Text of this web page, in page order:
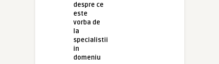
despre ce
este
vorba de
la
specialistii
in
domeniu